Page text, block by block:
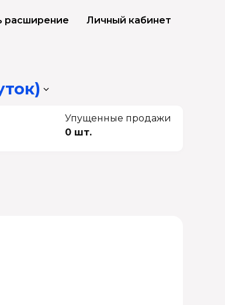
расширение Личный кабинет
Упущенные продажи
0 шт.